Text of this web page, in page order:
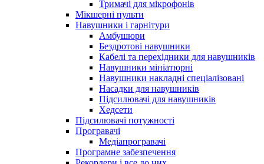
Тримачі для мікрофонів
Мікшерні пульти
Навушники і гарнітури
Амбушюри
Бездротові навушники
Кабелі та перехідники для навушників
Навушники мініатюрні
Навушники накладні спеціалізовані
Насадки для навушників
Підсилювачі для навушників
Хедсети
Підсилювачі потужності
Програвачі
Медіапрогравачі
Програмне забезпечення